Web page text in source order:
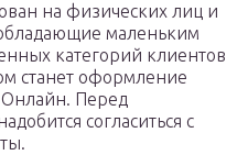
на физических лиц и
маленьким
категорий клиентов
станет оформление
Перед
согласиться с